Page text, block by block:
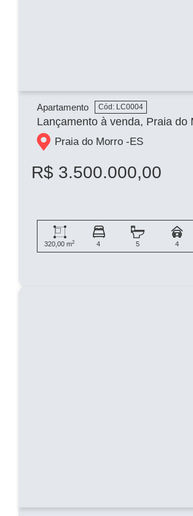
Apartamento Cód: LC0004
Praia do Morro -ES
R$ 3.500.000,00
320,00 m2 4 5 4